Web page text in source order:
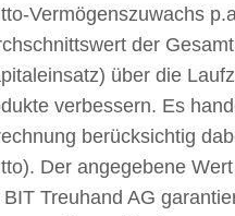
Vermögenszuwachs
der
über die
verbessern. Es
berücksichtig
Der angegebene
Treuhand AG